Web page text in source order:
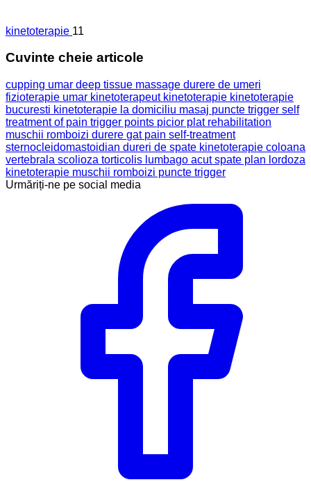
kinetoterapie 11
Cuvinte cheie articole
cupping umar deep tissue massage durere de umeri
fizioterapie umar kinetoterapeut kinetoterapie kinetoterapie
bucuresti kinetoterapie la domiciliu masaj puncte trigger self
treatment of pain trigger points picior plat rehabilitation
muschii romboizi durere gat pain self-treatment
sternocleidomastoidian dureri de spate kinetoterapie coloana
vertebrala scolioza torticolis lumbago acutspate plan lordoza
kinetoterapie muschii romboizi puncte trigger
Urmăriți-ne pe social media